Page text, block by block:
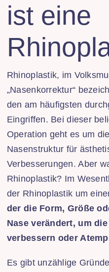
ist eine
Rhinoplastik, im
„Nasenkorrektur“
den am häufigsten
Eingriffen. Bei dieser
Operation geht es um
Nasenstruktur für
Verbesserungen. Aber
Rhinoplastik? Im
der Rhinoplastik um
der die Form, Größe
Nase verändert, um
verbessern oder
Es gibt unzählige